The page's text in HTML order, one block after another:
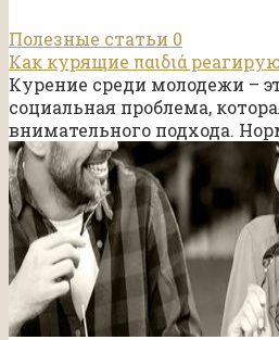
Полезные статьи 0
Как курящие παιδιά
Курение среди молодежи –
социальная проблема,
внимательного подхода.